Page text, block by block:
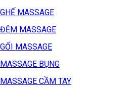
GHẾ MASSAGE
ĐỆM MASSAGE
GỐI MASSAGE
MASSAGE BỤNG
MASSAGE CẦM TAY